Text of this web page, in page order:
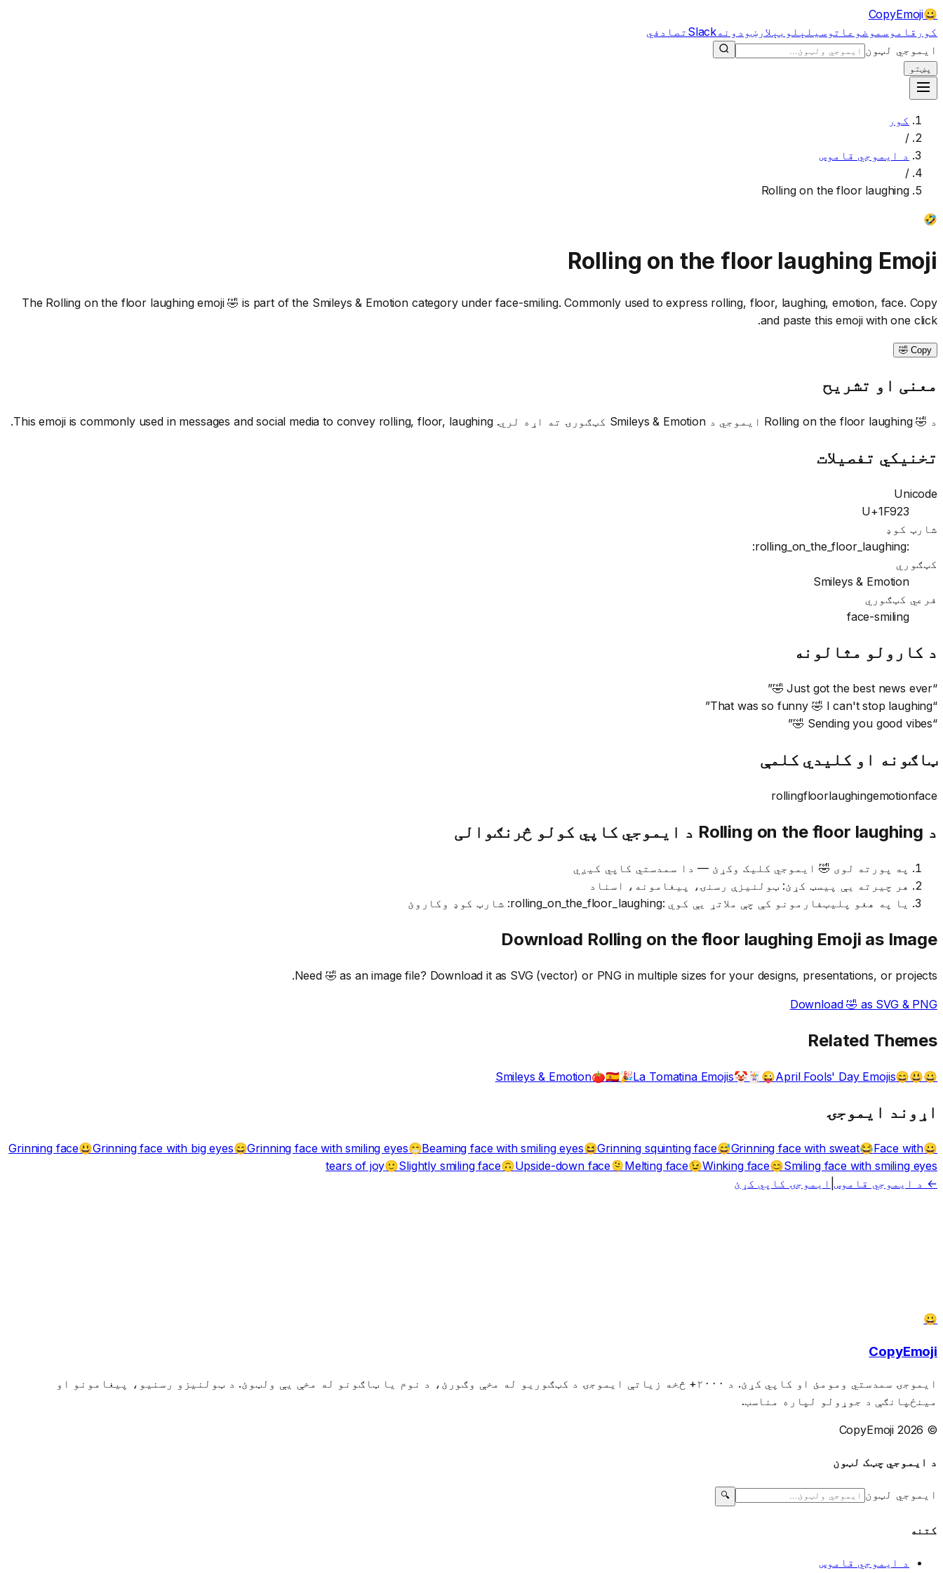
😀
CopyEmoji
کور قاموسموضوعاتوسیلېلوبېلارښودونهSlack تصادفي
ایموجي لټون
پښتو
کور
/
د ایموجي قاموس
/
Rolling on the floor laughing
🤣
Rolling on the floor laughing Emoji
The Rolling on the floor laughing emoji 🤣 is part of the Smileys & Emotion category under face-smiling. Commonly used to express rolling, floor, laughing, emotion, face. Copy
and paste this emoji with one click.
Copy 🤣
معنی او تشریح
د 🤣 Rolling on the floor laughing ایموجي د Smileys & Emotion کټګورۍ ته اړه لري. This emoji is commonly used in messages and social media to convey rolling, floor, laughing.
تخنیکي تفصیلات
Unicode
U+1F923
شارټ کوډ
:rolling_on_the_floor_laughing:
کټګوري
Smileys & Emotion
فرعي کټګوري
face-smiling
د کارولو مثالونه
“
Just got the best news ever 🤣
”
“
That was so funny 🤣 I can't stop laughing
”
“
Sending you good vibes 🤣
”
ټاګونه او کلیدي کلمې
rollingfloorlaughingemotionface
د Rolling on the floor laughing د ایموجي کاپي کولو څرنګوالی
په پورته لوی 🤣 ایموجي کلیک وکړئ — دا سمدستي کاپي کیږي
هر چیرته یې پیسټ کړئ: ټولنیزې رسنۍ، پیغامونه، اسناد
یا په هغو پلیټفارمونو کې چې ملاتړ یې کوي :rolling_on_the_floor_laughing: شارټ کوډ وکاروئ
Download Rolling on the floor laughing Emoji as Image
Need 🤣 as an image file? Download it as SVG (vector) or PNG in multiple sizes for your designs, presentations, or projects.
Download🤣 as SVG & PNG
Related Themes
😀😃😄
Smileys & Emotion🍅🇪🇸🎉La Tomatina Emojis🤡🃏😜April Fools' Day Emojis
اړوند ایموجۍ
😀
Grinning face😃Grinning face with big eyes😄Grinning face with smiling eyes😁Beaming face with smiling eyes😆Grinning squinting face😅Grinning face with sweat😂Face with
tears of joy🙂Slightly smiling face🙃Upside-down face🫠Melting face😉Winking face😊Smiling face with smiling eyes
← د ایموجي قاموس ایموجۍ کاپي کړئ
😀
CopyEmoji
ایموجۍ سمدستي ومومئ او کاپي کړئ. د ۲۰۰۰+ څخه زیاتې ایموجۍ د کټګوریو له مخې وګورئ، د نوم یا ټاګونو له مخې یې ولټوئ. د ټولنیزو رسنیو، پیغامونو او
مینځپانګې د جوړولو لپاره مناسب.
© 2026 CopyEmoji
د ایموجي چټک لټون
ایموجي لټون 🔍
کتنه
د ایموجي قاموس